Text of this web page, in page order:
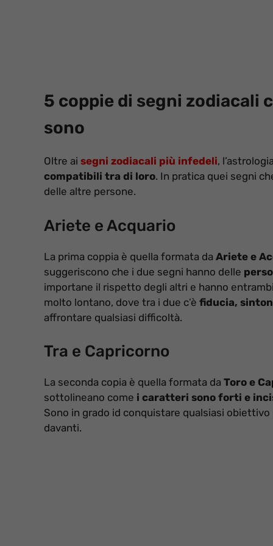
5 coppie di segni zodiacali
sono
Oltre ai segni zodiacali più infedeli,
compatibili tra di loro. In pratica quei segni
delle altre persone.
Ariete e Acquario
La prima coppia è quella formata da Ariete e
suggeriscono che i due segni hanno delle
importane il rispetto degli altri e hanno
molto lontano, dove tra i due c’è fiducia,
affrontare qualsiasi difficoltà.
Tra e Capricorno
La seconda copia è quella formata da Toro e
sottolineano come i caratteri sono forti e
Sono in grado id conquistare qualsiasi
davanti.